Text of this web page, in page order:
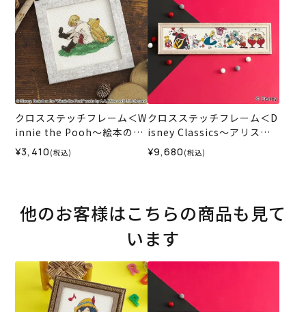
クロスステッチフレーム＜W
innie the Pooh～絵本の挿
絵から～＞
¥3,410 (税込)
クロスステッチフレーム＜D
isney Classics～アリス～
＞
¥9,680 (税込)
他のお客様はこちらの商品も見て
います